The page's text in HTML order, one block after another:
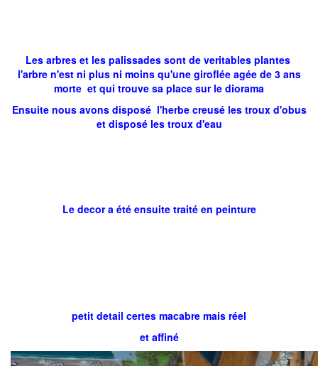
Les arbres et les palissades sont de veritables plantes
l'arbre n'est ni plus ni moins qu'une giroflée agée de 3 ans
morte et qui trouve sa place sur le diorama
Ensuite nous avons disposé l'herbe creusé les troux d'obus
et disposé les troux d'eau
Le decor a été ensuite traité en peinture
petit detail certes macabre mais réel
et affiné